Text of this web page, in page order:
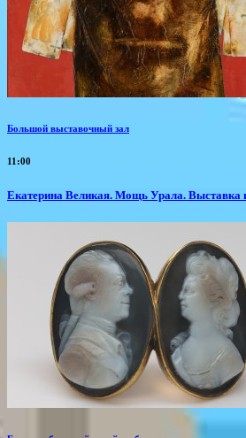
Большой выставочный зал
11:00
​Екатерина Великая. Мощь Урала. Выставка